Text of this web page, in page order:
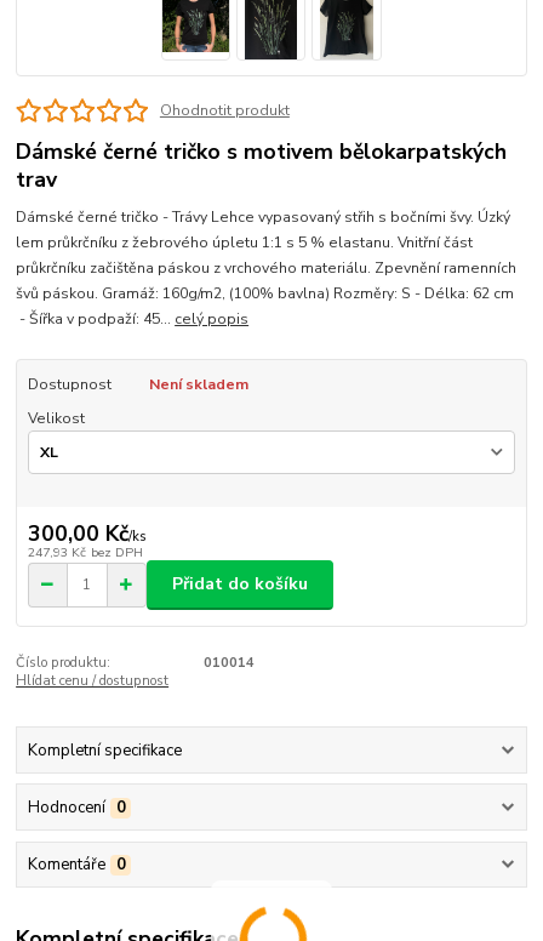
Ohodnotit produkt
Dámské černé tričko s motivem bělokarpatských
trav
Dámské černé tričko - Trávy Lehce vypasovaný střih s bočními švy. Úzký
lem průkrčníku z žebrového úpletu 1:1 s 5 % elastanu. Vnitřní část
průkrčníku začištěna páskou z vrchového materiálu. Zpevnění ramenních
švů páskou. Gramáž: 160g/m2, (100% bavlna) Rozměry: S - Délka: 62 cm
- Šířka v podpaží: 45... celý popis
Dostupnost
Není skladem
Velikost
300,00 Kč/ks
247,93 Kč bez DPH
Přidat do košíku
Číslo produktu:
010014
Hlídat cenu / dostupnost
Kompletní specifikace
Hodnocení 0
Komentáře 0